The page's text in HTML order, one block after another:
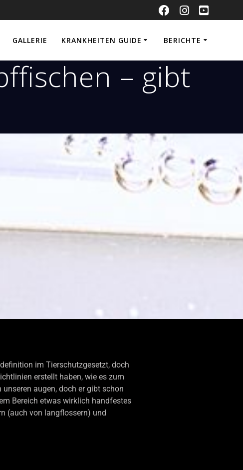
GALLERIE KRANKHEITEN GUIDE BERICHTE
– gibt
im Tierschutzgesetzt, doch
erstellt haben, wie es zum
augen, doch er gibt schon
Bereich etwas wirklich handfestes
(auch von langflossern) und